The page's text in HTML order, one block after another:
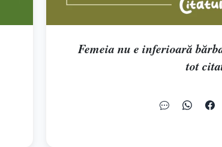
Femeia nu e inferioară
tot